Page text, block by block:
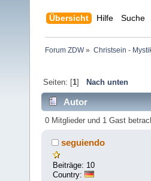
Übersicht Hilfe Suche
Forum ZDW» Christsein -
Seiten: [1] Nach unten
Autor
0 Mitglieder und 1 Gast
seguiendo
Beiträge: 10
Country: